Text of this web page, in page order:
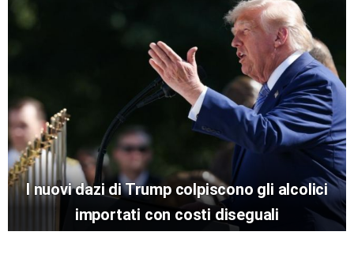
I nuovi dazi di Trump colpiscono gli alcolici
importati con costi diseguali